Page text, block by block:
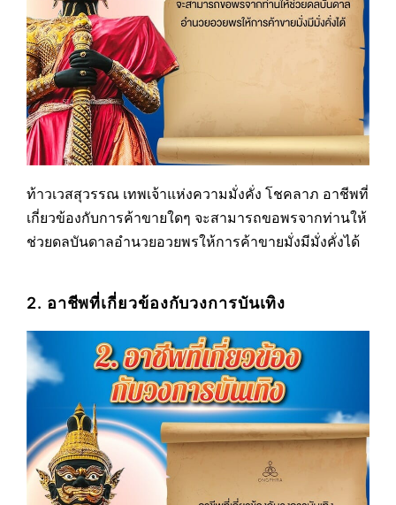
ท้าวเวสสุวรรณ เทพเจ้าแห่งความมั่งคั่ง โชคลาภ อาชีพที่
เกี่ยวข้องกับการค้าขายใดๆ จะสามารถขอพรจากท่านให้
ช่วยดลบันดาลอำนวยอวยพรให้การค้าขายมั่งมีมั่งคั่งได้
2. อาชีพที่เกี่ยวข้องกับวงการบันเทิง